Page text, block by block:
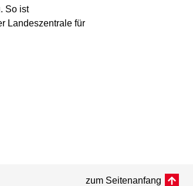
So ist
Landeszentrale für
zum Seitenanfang